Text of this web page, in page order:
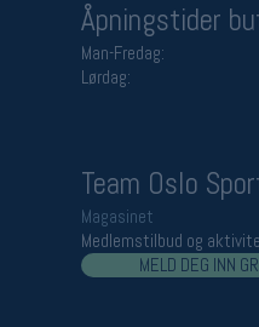
Åpningstider
Man-Fredag:
Lørdag:
Team Oslo
Magasinet
Medlemstilbud og
MELD DEG INN